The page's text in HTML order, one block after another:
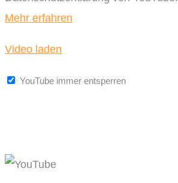
Mehr erfahren
Video laden
YouTube immer entsperren